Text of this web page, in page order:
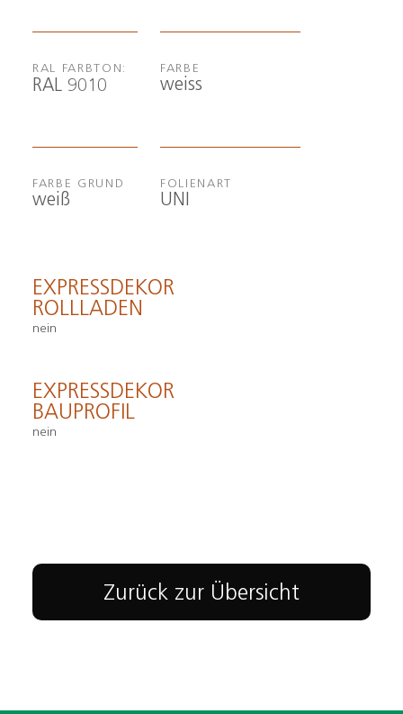
RAL FARBTON:
RAL 9010
FARBE GRUND
weiß
FARBE
weiss
FOLIENART
UNI
EXPRESSDEKOR
ROLLLADEN
nein
EXPRESSDEKOR
BAUPROFIL
nein
Zurück zur Übersicht